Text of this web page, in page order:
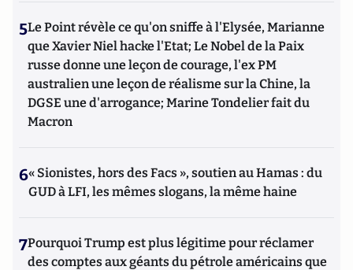
5Le Point révèle ce qu'on sniffe à l'Elysée, Marianne
que Xavier Niel hacke l'Etat; Le Nobel de la Paix
russe donne une leçon de courage, l'ex PM
australien une leçon de réalisme sur la Chine, la
DGSE une d'arrogance; Marine Tondelier fait du
Macron
6« Sionistes, hors des Facs », soutien au Hamas : du
GUD à LFI, les mêmes slogans, la même haine
7Pourquoi Trump est plus légitime pour réclamer
des comptes aux géants du pétrole américains que